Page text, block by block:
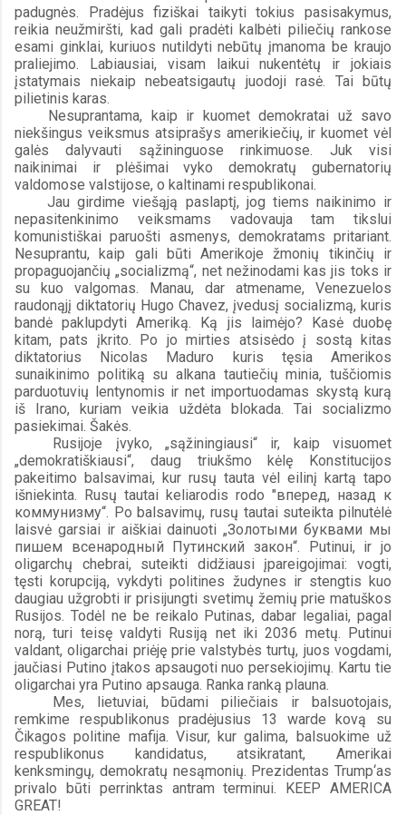
padugnės. Pradėjus fiziškai taikyti tokius pasisakymus,
reikia neužmiršti, kad gali pradėti kalbėti piliečių rankose
esami ginklai, kuriuos nutildyti nebūtų įmanoma be kraujo
praliejimo. Labiausiai, visam laikui nukentėtų ir jokiais
įstatymais niekaip nebeatsigautų juodoji rasė. Tai būtų
pilietinis karas.
Nesuprantama, kaip ir kuomet demokratai už savo
niekšingus veiksmus atsiprašys amerikiečių, ir kuomet vėl
galės dalyvauti sąžininguose rinkimuose. Juk visi
naikinimai ir plėšimai vyko demokratų gubernatorių
valdomose valstijose, o kaltinami respublikonai.
Jau girdime viešąją paslaptį, jog tiems naikinimo ir
nepasitenkinimo veiksmams vadovauja tam tikslui
komunistiškai paruošti asmenys, demokratams pritariant.
Nesuprantu, kaip gali būti Amerikoje žmonių tikinčių ir
propaguojančių „socializmą“, net nežinodami kas jis toks ir
su kuo valgomas. Manau, dar atmename, Venezuelos
raudonąjį diktatorių Hugo Chavez, įvedusį socializmą, kuris
bandė paklupdyti Ameriką. Ką jis laimėjo? Kasė duobę
kitam, pats įkrito. Po jo mirties atsisėdo į sostą kitas
diktatorius Nicolas Maduro kuris tęsia Amerikos
sunaikinimo politiką su alkana tautiečių minia, tuščiomis
parduotuvių lentynomis ir net importuodamas skystą kurą
iš Irano, kuriam veikia uždėta blokada. Tai socializmo
pasiekimai. Šakės.
Rusijoje įvyko, „sąžiningiausi“ ir, kaip visuomet
„demokratiškiausi“, daug triukšmo kėlę Konstitucijos
pakeitimo balsavimai, kur rusų tauta vėl eilinį kartą tapo
išniekinta. Rusų tautai keliarodis rodo "вперед, назад к
коммунизму“. Po balsavimų, rusų tautai suteikta pilnutėlė
laisvė garsiai ir aiškiai dainuoti „Золотыми буквами мы
пишем всенародный Путинский закон“. Putinui, ir jo
oligarchų chebrai, suteikti didžiausi įpareigojimai: vogti,
tęsti korupciją, vykdyti politines žudynes ir stengtis kuo
daugiau užgrobti ir prisijungti svetimų žemių prie matuškos
Rusijos. Todėl ne be reikalo Putinas, dabar legaliai, pagal
norą, turi teisę valdyti Rusiją net iki 2036 metų. Putinui
valdant, oligarchai priėję prie valstybės turtų, juos vogdami,
jaučiasi Putino įtakos apsaugoti nuo persekiojimų. Kartu tie
oligarchai yra Putino apsauga. Ranka ranką plauna.
Mes, lietuviai, būdami piliečiais ir balsuotojais,
remkime respublikonus pradėjusius 13 warde kovą su
Čikagos politine mafija. Visur, kur galima, balsuokime už
respublikonus kandidatus, atsikratant, Amerikai
kenksmingų, demokratų nesąmonių. Prezidentas Trump‘as
privalo būti perrinktas antram terminui. KEEP AMERICA
GREAT!